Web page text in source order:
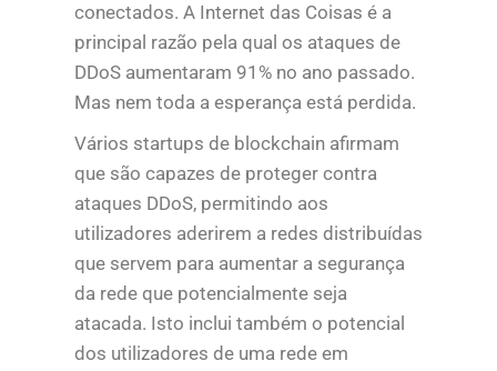
conectados. A Internet das Coisas é a
principal razão pela qual os ataques de
DDoS aumentaram 91% no ano passado.
Mas nem toda a esperança está perdida.
Vários startups de blockchain afirmam
que são capazes de proteger contra
ataques DDoS, permitindo aos
utilizadores aderirem a redes distribuídas
que servem para aumentar a segurança
da rede que potencialmente seja
atacada. Isto inclui também o potencial
dos utilizadores de uma rede em